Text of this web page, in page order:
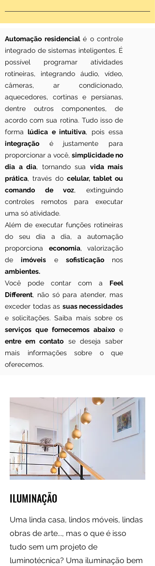
Automação residencialé o controle
integrado de sistemas inteligentes. É
possível programar atividades
rotineiras, integrando áudio, vídeo,
câmeras, ar condicionado,
aquecedores, cortinas e persianas,
dentre outros componentes, de
acordo com sua rotina. Tudo isso de
formalúdica e intuitiva, pois essa
integração é justamente para
proporcionar a você, simplicidade no
dia a dia, tornando sua vida mais
prática, través do celular, tablet ou
comando de voz, extinguindo
controles remotos para executar
uma só atividade.
Além de executar funções rotineiras
do seu dia a dia, a automação
proporciona economia, valorização
deimóveis e sofisticaçãonos
ambientes.
Você pode contar com a Feel
Different, não só para atender, mas
exceder todas as suas necessidades
e solicitações. Saiba mais sobre os
serviços que fornecemos abaixo e
entre em contato se deseja saber
mais informações sobre o que
oferecemos.
ILUMINAÇÃO
Uma linda casa, lindos móveis, lindas
obras de arte..., mas o que é isso
tudo sem um projeto de
luminotécnica? Uma iluminação bem